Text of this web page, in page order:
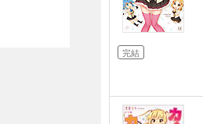
完結